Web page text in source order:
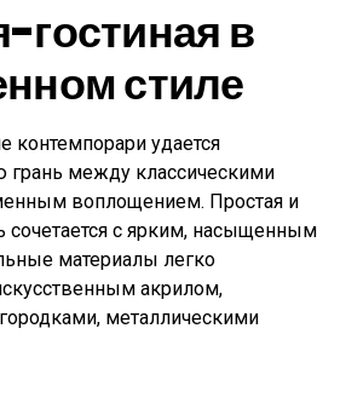
гостиная в
стиле
контемпорари удается
грань между классическими
воплощением. Простая и
сочетается с ярким, насыщенным
материалы легко
акрилом,
металлическими